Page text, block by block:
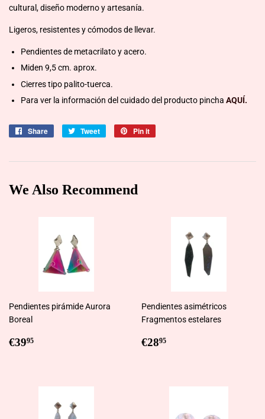
cultural, diseño moderno y artesanía.
Ligeros, resistentes y cómodos de llevar.
Pendientes de metacrilato y acero.
Miden 9,5 cm. aprox.
Cierres tipo palito-tuerca.
Para ver la información del cuidado del producto pincha AQUÍ.
Share
Share
Tweet
Tweet
Pin it
We Also Recommend
Pendientes pirámide Aurora
Boreal
Regular
€3995
Pendientes asimétricos
Fragmentos estelares
Regular
€2895